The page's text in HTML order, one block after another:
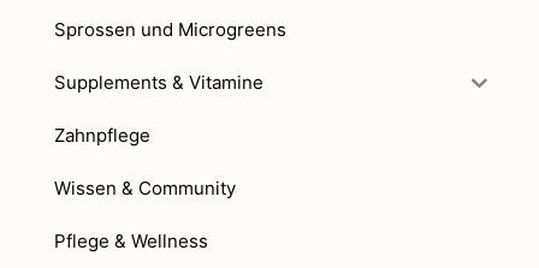
Sprossen und Microgreens
Supplements & Vitamine
Zahnpflege
Wissen & Community
Pflege & Wellness